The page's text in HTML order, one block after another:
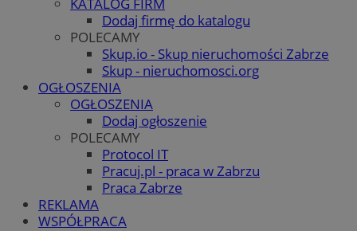
Dodaj firmę do katalogu
POLECAMY
Skup.io - Skup nieruchomości Zabrze
Skup - nieruchomosci.org
OGŁOSZENIA
OGŁOSZENIA
Dodaj ogłoszenie
POLECAMY
Protocol IT
Pracuj.pl - praca w Zabrzu
Praca Zabrze
REKLAMA
WSPÓŁPRACA